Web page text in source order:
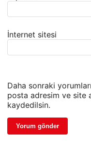
İnternet sitesi
Daha sonraki
posta adresim ve site
kaydedilsin.